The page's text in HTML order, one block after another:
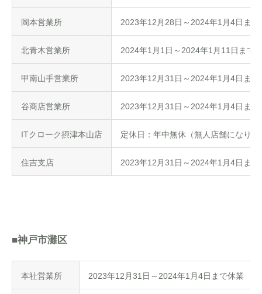
岡本営業所 2023年12月28日～2024年1月4日まで
北青木営業所 2024年1月1日～2024年1月11日まで
甲南山手営業所 2023年12月31日～2024年1月4日まで
谷商店営業所 2023年12月31日～2024年1月4日まで
ITクローク摂津本山店 定休日：年中無休（無人店舗になりま
住吉支店 2023年12月31日～2024年1月4日まで
■神戸市灘区
本社営業所 2023年12月31日～2024年1月4日まで休業